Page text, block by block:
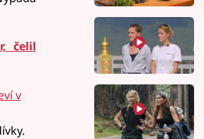
čelil
v